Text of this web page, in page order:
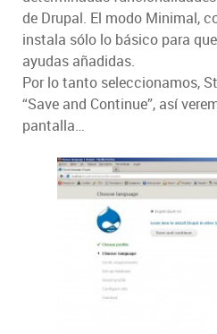
de Drupal. El modo Minimal,
instala sólo lo básico para
ayudas añadidas.
Por lo tanto seleccionamos,
“Save and Continue”, así
pantalla…